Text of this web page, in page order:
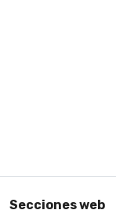
Secciones web